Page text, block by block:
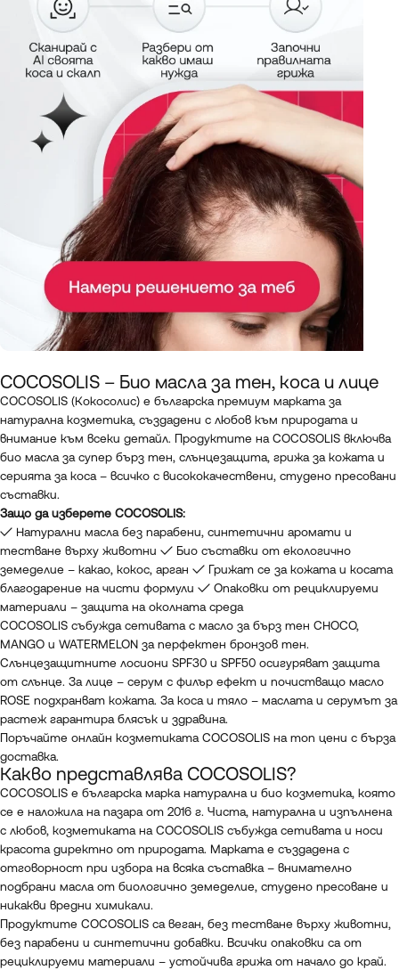
COCOSOLIS – Био масла за тен, коса и лице
COCOSOLIS (Кокосолис) е българска премиум марката за
натурална козметика, създадени с любов към природата и
внимание към всеки детайл. Продуктите на COCOSOLIS включва
био масла за супер бърз тен, слънцезащита, грижа за кожата и
серията за коса – всичко с висококачествени, студено пресовани
съставки.
Защо да изберете COCOSOLIS:
✓ Натурални масла без парабени, синтетични аромати и
тестване върху животни ✓ Био съставки от екологично
земеделие – какао, кокос, арган ✓ Грижат се за кожата и косата
благодарение на чисти формули ✓ Опаковки от рециклируеми
материали – защита на околната среда
COCOSOLIS събужда сетивата с масло за бърз тен CHOCO,
MANGO и WATERMELON за перфектен бронзов тен.
Слънцезащитните лосиони SPF30 и SPF50 осигуряват защита
от слънце. За лице – серум с филър ефект и почистващо масло
ROSE подхранват кожата. За коса и тяло – маслата и серумът за
растеж гарантира блясък и здравина.
Поръчайте онлайн козметиката COCOSOLIS на топ цени с бърза
доставка.
Какво представлява COCOSOLIS?
COCOSOLIS е българска марка натурална и био козметика, която
се е наложила на пазара от 2016 г. Чиста, натурална и изпълнена
с любов, козметиката на COCOSOLIS събужда сетивата и носи
красота директно от природата. Марката е създадена с
отговорност при избора на всяка съставка – внимателно
подбрани масла от биологично земеделие, студено пресоване и
никакви вредни химикали.
Продуктите COCOSOLIS са веган, без тестване върху животни,
без парабени и синтетични добавки. Всички опаковки са от
рециклируеми материали – устойчива грижа от начало до край.